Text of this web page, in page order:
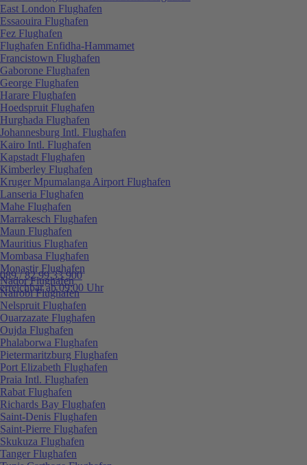
089 / 82 99 33 900
erreichbar ab 09:00 Uhr
East London Flughafen
Essaouira Flughafen
Fez Flughafen
Flughafen Enfidha-Hammamet
Francistown Flughafen
Gaborone Flughafen
George Flughafen
Harare Flughafen
Hoedspruit Flughafen
Hurghada Flughafen
Johannesburg Intl. Flughafen
Kairo Intl. Flughafen
Kapstadt Flughafen
Kimberley Flughafen
Kruger Mpumalanga Airport Flughafen
Lanseria Flughafen
Mahe Flughafen
Marrakesch Flughafen
Maun Flughafen
Mauritius Flughafen
Mombasa Flughafen
Monastir Flughafen
Nador Flughafen
Nairobi Flughafen
Nelspruit Flughafen
Ouarzazate Flughafen
Oujda Flughafen
Phalaborwa Flughafen
Pietermaritzburg Flughafen
Port Elizabeth Flughafen
Praia Intl. Flughafen
Rabat Flughafen
Richards Bay Flughafen
Saint-Denis Flughafen
Saint-Pierre Flughafen
Skukuza Flughafen
Tanger Flughafen